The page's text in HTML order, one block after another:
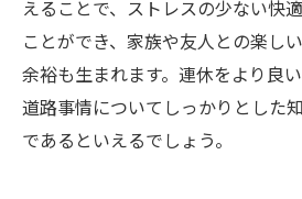
えることで、ストレスの少ない快
ことができ、家族や友人との楽し
余裕も生まれます。連休をより良
道路事情についてしっかりとした
であるといえるでしょう。